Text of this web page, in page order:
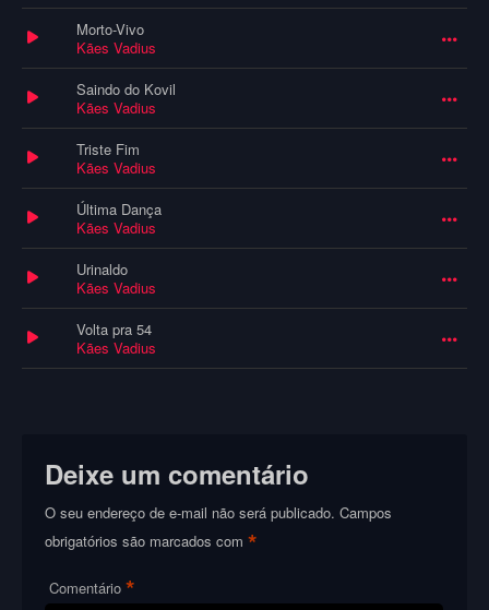
Morto-Vivo
Kães Vadius
Saindo do Kovil
Kães Vadius
Triste Fim
Kães Vadius
Última Dança
Kães Vadius
Urinaldo
Kães Vadius
Volta pra 54
Kães Vadius
Deixe um comentário
O seu endereço de e-mail não será publicado. Campos
obrigatórios são marcados com*
Comentário *